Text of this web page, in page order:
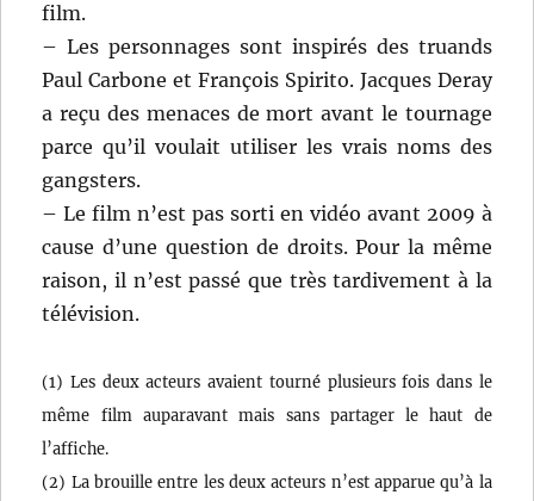
film.
– Les personnages sont inspirés des truands
Paul Carbone et François Spirito. Jacques Deray
a reçu des menaces de mort avant le tournage
parce qu’il voulait utiliser les vrais noms des
gangsters.
– Le film n’est pas sorti en vidéo avant 2009 à
cause d’une question de droits. Pour la même
raison, il n’est passé que très tardivement à la
télévision.
(1) Les deux acteurs avaient tourné plusieurs fois dans le
même film auparavant mais sans partager le haut de
l’affiche.
(2) La brouille entre les deux acteurs n’est apparue qu’à la